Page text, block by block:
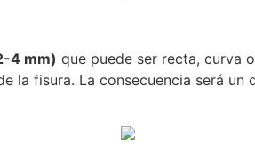
4 mm) que puede ser recta, curva
la fisura. La consecuencia será